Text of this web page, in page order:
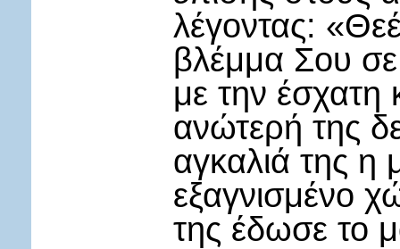
λέγοντας:
βλέμμα Σου σε
με την έσχατη
ανώτερή της
αγκαλιά της η
εξαγνισμένο
της έδωσε το